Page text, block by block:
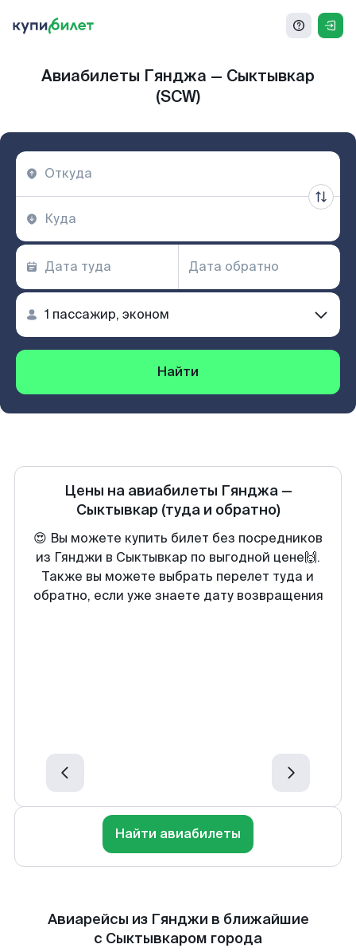
Авиабилеты Гянджа — Сыктывкар
(SCW)
Найти
Цены на авиабилеты Гянджа—
Сыктывкар (туда и обратно)
😍 Вы можете купить билет без посредников
из Гянджи в Сыктывкар по выгодной цене🙌.
Также вы можете выбрать перелет туда и
обратно, если уже знаете дату возвращения
Найти авиабилеты
Авиарейсы из Гянджи в ближайшие
с Сыктывкаром города